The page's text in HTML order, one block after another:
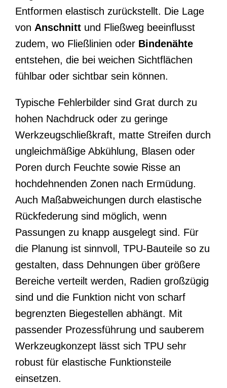
Entformen elastisch zurückstellt. Die Lage
von Anschnitt und Fließweg beeinflusst
zudem, wo Fließlinien oder Bindenähte
entstehen, die bei weichen Sichtflächen
fühlbar oder sichtbar sein können.
Typische Fehlerbilder sind Grat durch zu
hohen Nachdruck oder zu geringe
Werkzeugschließkraft, matte Streifen durch
ungleichmäßige Abkühlung, Blasen oder
Poren durch Feuchte sowie Risse an
hochdehnenden Zonen nach Ermüdung.
Auch Maßabweichungen durch elastische
Rückfederung sind möglich, wenn
Passungen zu knapp ausgelegt sind. Für
die Planung ist sinnvoll, TPU-Bauteile so zu
gestalten, dass Dehnungen über größere
Bereiche verteilt werden, Radien großzügig
sind und die Funktion nicht von scharf
begrenzten Biegestellen abhängt. Mit
passender Prozessführung und sauberem
Werkzeugkonzept lässt sich TPU sehr
robust für elastische Funktionsteile
einsetzen.